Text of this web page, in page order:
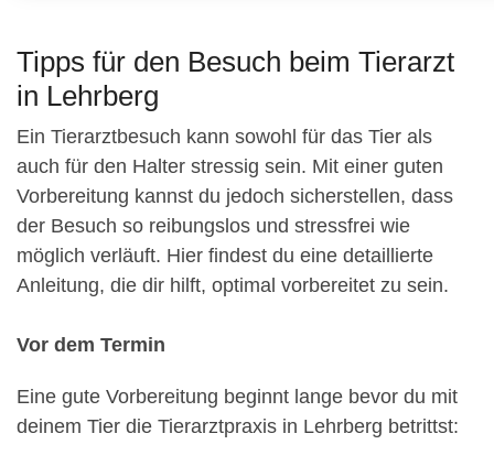
Tipps für den Besuch beim Tierarzt
in Lehrberg
Ein Tierarztbesuch kann sowohl für das Tier als
auch für den Halter stressig sein. Mit einer guten
Vorbereitung kannst du jedoch sicherstellen, dass
der Besuch so reibungslos und stressfrei wie
möglich verläuft. Hier findest du eine detaillierte
Anleitung, die dir hilft, optimal vorbereitet zu sein.
Vor dem Termin
Eine gute Vorbereitung beginnt lange bevor du mit
deinem Tier die Tierarztpraxis in Lehrberg betrittst: